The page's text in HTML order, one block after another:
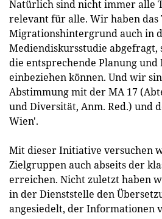
Natürlich sind nicht immer alle
relevant für alle. Wir haben das
Migrationshintergrund auch in
Mediendiskursstudie abgefragt,
die entsprechende Planung
einbeziehen können. Und wir
Abstimmung mit der MA 17
und Diversität, Anm. Red.) und
Wien'.
Mit dieser Initiative versuchen
Zielgruppen auch abseits der
erreichen. Nicht zuletzt haben
in der Dienststelle den
angesiedelt, der Informationen